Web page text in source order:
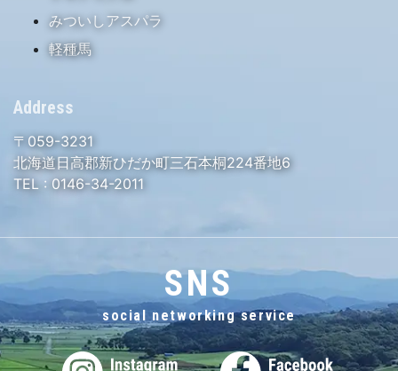
みついしアスパラ
軽種馬
Address
〒059-3231
北海道日高郡新ひだか町三石本桐224番地6
TEL : 0146-34-2011
SNS
social networking service